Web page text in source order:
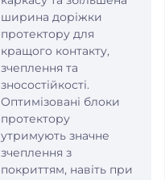
ширина доріжки
протектору для
кращого контакту,
зчеплення та
зносостійкості.
Оптимізовані блоки
протектору
утримують значне
зчеплення з
покриттям, навіть при